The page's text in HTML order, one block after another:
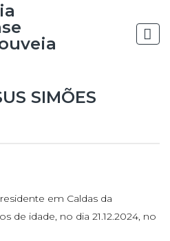
SIMÕES
em Caldas da
de idade, no dia 21.12.2024, no